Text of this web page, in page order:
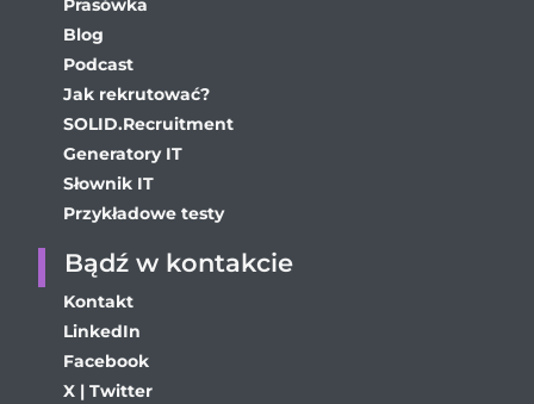
Prasówka
Blog
Podcast
Jak rekrutować?
SOLID.Recruitment
Generatory IT
Słownik IT
Przykładowe testy
Bądź w kontakcie
Kontakt
LinkedIn
Facebook
X | Twitter